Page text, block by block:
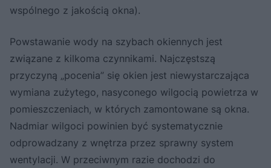
wspólnego z jakością okna).
Powstawanie wody na szybach okiennych jest
związane z kilkoma czynnikami. Najczęstszą
przyczyną „pocenia” się okien jest niewystarczająca
wymiana zużytego, nasyconego wilgocią powietrza w
pomieszczeniach, w których zamontowane są okna.
Nadmiar wilgoci powinien być systematycznie
odprowadzany z wnętrza przez sprawny system
wentylacji. W przeciwnym razie dochodzi do